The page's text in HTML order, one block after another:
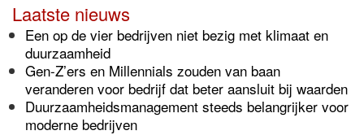
Laatste nieuws
Een op de vier bedrijven niet bezig met klimaat en
duurzaamheid
Gen-Z’ers en Millennials zouden van baan
veranderen voor bedrijf dat beter aansluit bij waarden
Duurzaamheidsmanagement steeds belangrijker voor
moderne bedrijven